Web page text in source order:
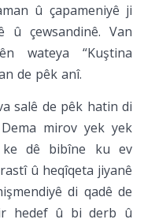
û çapameniyê ji
çewsandinê. Van
wateya “Kuştina
de pêk anî.
salê de pêk hatin di
mirov yek yek
ke dê bibîne ku ev
û heqîqeta jiyanê
di qadê de
hedef û bi derb û